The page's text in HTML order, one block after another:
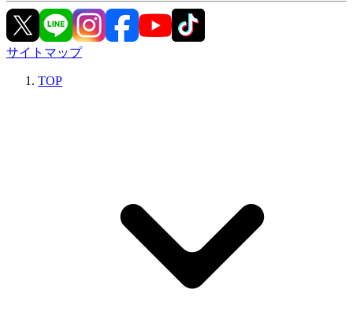
サイトマップ
TOP